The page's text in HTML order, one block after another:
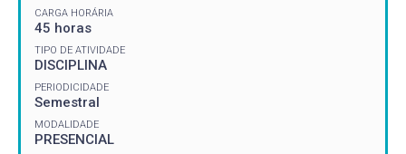
CARGA HORÁRIA
45 horas
TIPO DE ATIVIDADE
DISCIPLINA
PERIODICIDADE
Semestral
MODALIDADE
PRESENCIAL